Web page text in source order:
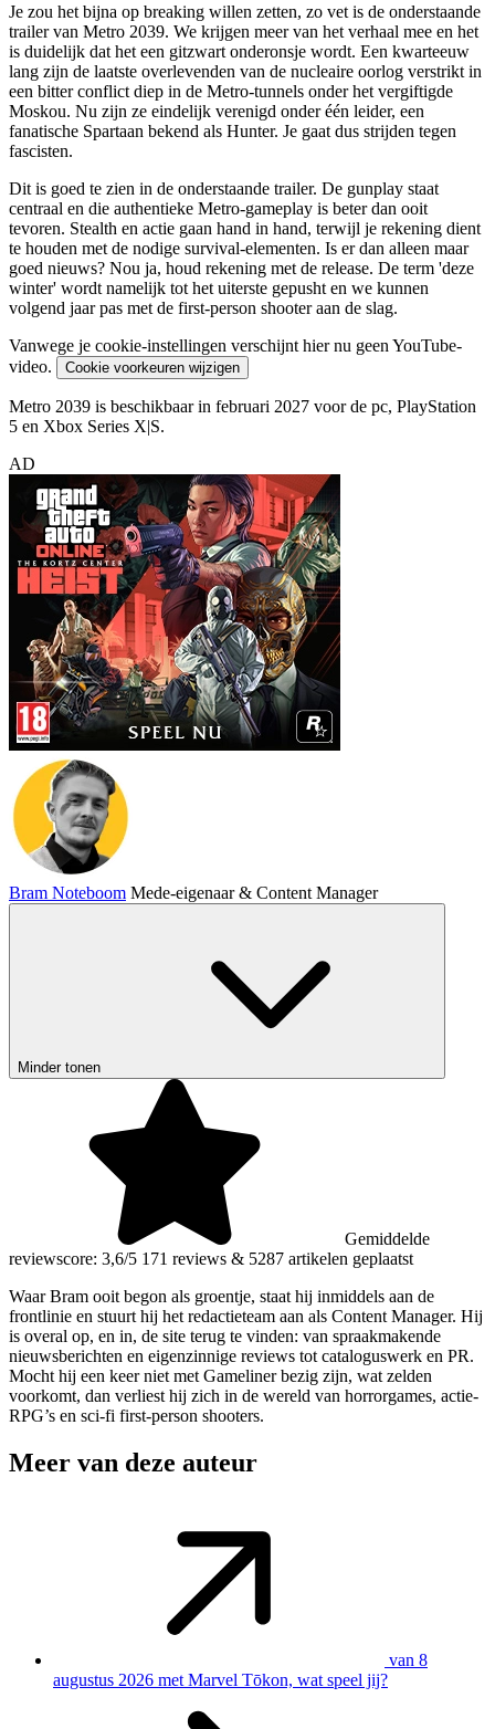
Je zou het bijna op breaking willen zetten, zo vet is de onderstaande
trailer van Metro 2039. We krijgen meer van het verhaal mee en het
is duidelijk dat het een gitzwart onderonsje wordt. Een kwarteeuw
lang zijn de laatste overlevenden van de nucleaire oorlog verstrikt in
een bitter conflict diep in de Metro-tunnels onder het vergiftigde
Moskou. Nu zijn ze eindelijk verenigd onder één leider, een
fanatische Spartaan bekend als Hunter. Je gaat dus strijden tegen
fascisten.
Dit is goed te zien in de onderstaande trailer. De gunplay staat
centraal en die authentieke Metro-gameplay is beter dan ooit
tevoren. Stealth en actie gaan hand in hand, terwijl je rekening dient
te houden met de nodige survival-elementen. Is er dan alleen maar
goed nieuws? Nou ja, houd rekening met de release. De term 'deze
winter' wordt namelijk tot het uiterste gepusht en we kunnen
volgend jaar pas met de first-person shooter aan de slag.
Vanwege je cookie-instellingen verschijnt hier nu geen YouTube-
video.
Cookie voorkeuren wijzigen
Metro 2039 is beschikbaar in februari 2027 voor de pc, PlayStation
5 en Xbox Series X|S.
AD
Bram Noteboom Mede-eigenaar & Content Manager
Minder tonen
Gemiddelde
reviewscore: 3,6/5 171 reviews & 5287 artikelen geplaatst
Waar Bram ooit begon als groentje, staat hij inmiddels aan de
frontlinie en stuurt hij het redactieteam aan als Content Manager. Hij
is overal op, en in, de site terug te vinden: van spraakmakende
nieuwsberichten en eigenzinnige reviews tot cataloguswerk en PR.
Mocht hij een keer niet met Gameliner bezig zijn, wat zelden
voorkomt, dan verliest hij zich in de wereld van horrorgames, actie-
RPG’s en sci-fi first-person shooters.
Meer van deze auteur
van 8
augustus 2026 met Marvel Tōkon, wat speel jij?